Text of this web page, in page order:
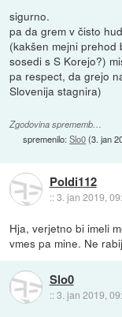
sigurno.
pa da grem v čisto
(kakšen mejni prehod
sosedi s S Korejo?)
pa respect, da grejo
Slovenija stagnira)
Zgodovina sprememb…
spremenilo:Slo0(3. jan
Poldi112
::3. jan 2019,
Hja, verjetno bi imeli
vmes pa mine. Ne
Slo0
::3. jan 2019,